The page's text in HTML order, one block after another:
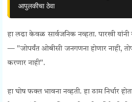
आपुलकीचा ठेवा
हा लढा केवळ सार्वजनिक नव्हता. पारखी
— "जोपर्यंत ओबीसी जनगणना होणार नाही,
करणार नाही".
हा घोष फक्त भावना नव्हती. हा ठाम निर्धार